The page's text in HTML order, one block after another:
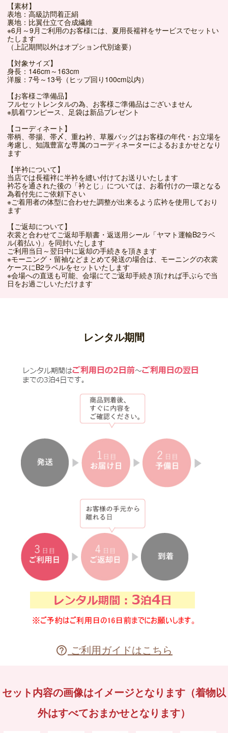
【素材】
表地：高級訪問着正絹
裏地：比翼仕立て合成繊維
※6月～9月ご利用のお客様には、夏用長襦袢をサービスでセットい
たします
（上記期間以外はオプション代別途要）
【対象サイズ】
身長：146cm～163cm
洋服：7号～13号（ヒップ回り100cm以内）
【お客様ご準備品】
フルセットレンタルの為、お客様ご準備品はございません
※肌着ワンピース、足袋は新品プレゼント
【コーディネート】
帯柄、帯揚、帯〆、重ね衿、草履バッグはお客様の年代・お立場を
考慮し、知識豊富な専属のコーディネーターによるおまかせとなり
ます
【半衿について】
当店では長襦袢に半衿を縫い付けてお送りいたします
衿芯を通された後の「衿とじ」については、お着付けの一環となる
為着付先にご依頼下さい
※ご着用者の体型に合わせた調整が出来るよう広衿を使用しており
ます
【ご返却について】
衣裳と合わせてご返却手順書・返送用シール「ヤマト運輸B2ラベ
ル(着払い)」を同封いたします
ご利用当日～翌日中に返却の手続きを頂きます
※モーニング・留袖などまとめて発送の場合は、モーニングの衣裳
ケースにB2ラベルをセットいたします
※会場への直送も可能、会場にてご返却手続き頂ければ手ぶらで当
日をお過ごしいただけます
レンタル期間
 ご利用ガイドはこちら
セット内容の画像はイメージとなります（着物以
外はすべておまかせとなります）